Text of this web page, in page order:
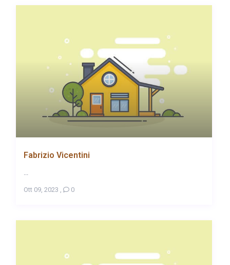
Fabrizio Vicentini
...
Ott 09, 2023 , 0